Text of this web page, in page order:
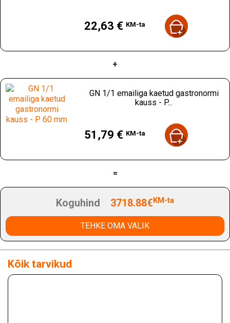
22,63 € KM-ta
+
GN 1/1 emailiga kaetud gastronormi
kauss - P...
51,79 € KM-ta
=
Koguhind 3718.88€KM-ta
TEHKE OMA VALIK
Kõik tarvikud